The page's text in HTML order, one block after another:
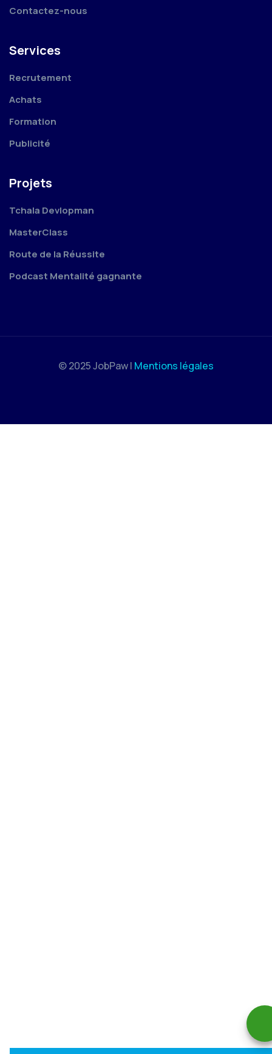
Contactez-nous
Services
Recrutement
Achats
Formation
Publicité
Projets
Tchala Devlopman
MasterClass
Route de la Réussite
Podcast Mentalité gagnante
© 2025 JobPaw | Mentions légales